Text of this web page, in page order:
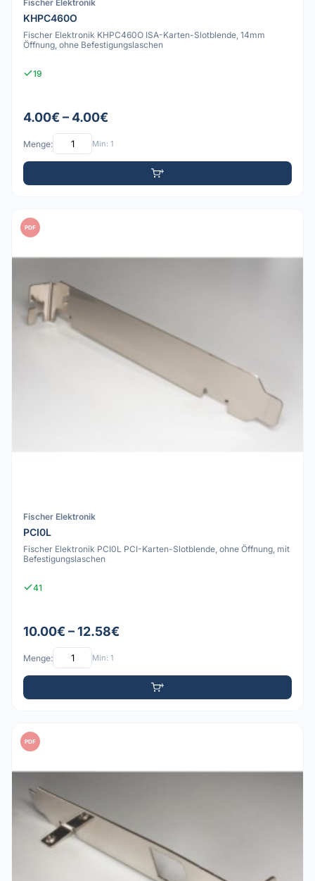
Fischer Elektronik
KHPC460O
Fischer Elektronik KHPC460O ISA-Karten-Slotblende, 14mm
Öffnung, ohne Befestigungslaschen
19
4.00€ – 4.00€
Menge: Min: 1
PDF
Fischer Elektronik
PCI0L
Fischer Elektronik PCI0L PCI-Karten-Slotblende, ohne Öffnung, mit
Befestigungslaschen
41
10.00€ – 12.58€
Menge: Min: 1
PDF